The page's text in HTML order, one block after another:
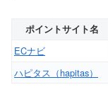
ポイントサイト名
ECナビ
ハピタス（hapitas）